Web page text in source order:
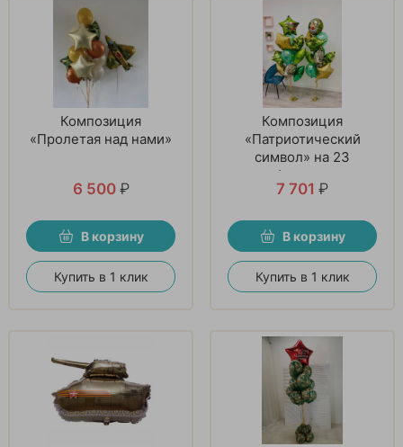
Композиция
«Пролетая над нами»
6 500 ₽
В корзину
Купить в 1 клик
Композиция
«Патриотический
символ» на 23
февраля
7 701 ₽
В корзину
Купить в 1 клик